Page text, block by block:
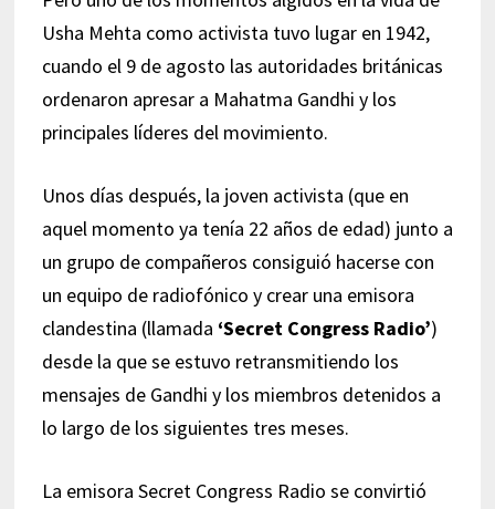
Usha Mehta como activista tuvo lugar en 1942,
cuando el 9 de agosto las autoridades británicas
ordenaron apresar a Mahatma Gandhi y los
principales líderes del movimiento.
Unos días después, la joven activista (que en
aquel momento ya tenía 22 años de edad) junto a
un grupo de compañeros consiguió hacerse con
un equipo de radiofónico y crear una emisora
clandestina (llamada ‘Secret Congress Radio’)
desde la que se estuvo retransmitiendo los
mensajes de Gandhi y los miembros detenidos a
lo largo de los siguientes tres meses.
La emisora Secret Congress Radio se convirtió